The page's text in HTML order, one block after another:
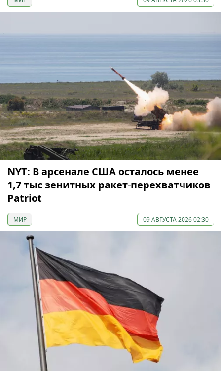
NYT: В арсенале США осталось менее
1,7 тыс зенитных ракет-перехватчиков
Patriot
МИР 09 АВГУСТА 2026 02:30